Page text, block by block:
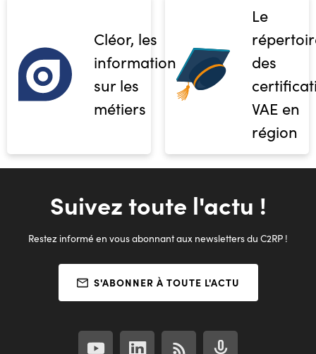
Cléor, les
informations
sur les
métiers
Le
des
VAE en
région
Suivez toute l'actu !
Restez informé en vous abonnant aux newsletters du C2RP !
S'ABONNER À TOUTE L'ACTU